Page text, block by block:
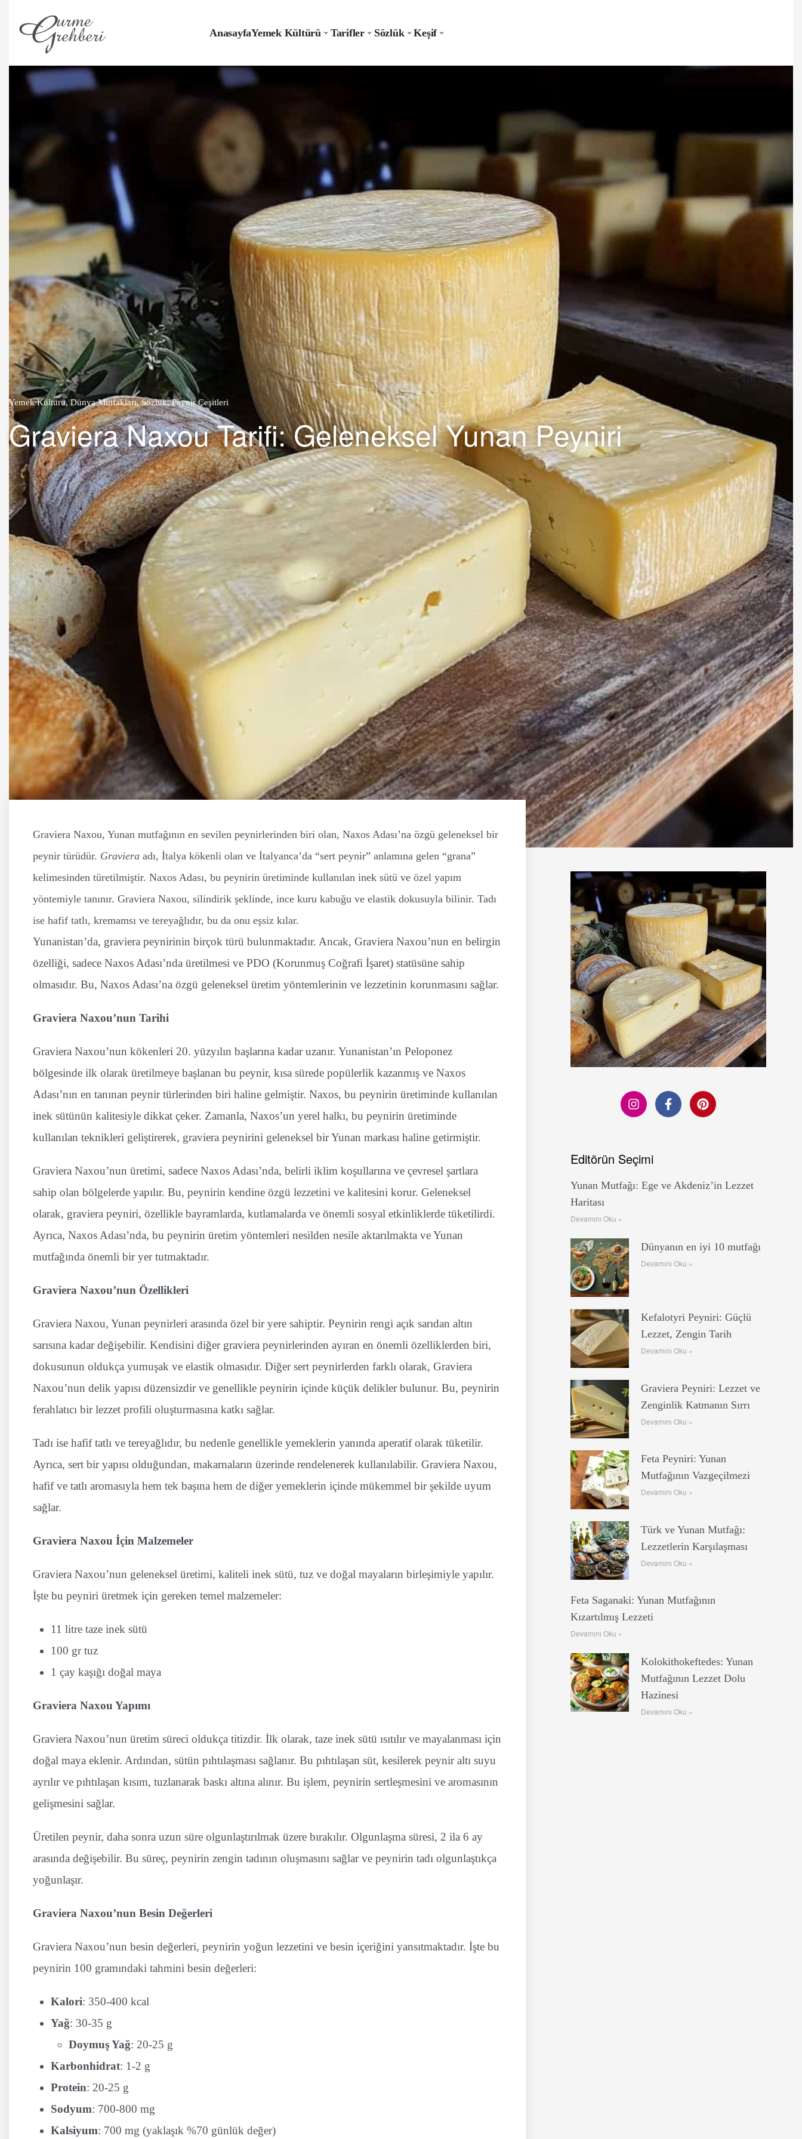
AnasayfaYemek Kültürü Tarifler Sözlük Keşif
Yemek Kültürü,Dünya Mutfakları,Sözlük,Peynir Çeşitleri
Graviera Naxou Tarifi: Geleneksel Yunan Peyniri
Graviera Naxou, Yunan mutfağının en sevilen peynirlerinden biri olan, Naxos Adası’na özgü geleneksel bir
peynir türüdür. Graviera adı, İtalya kökenli olan ve İtalyanca’da “sert peynir” anlamına gelen “grana”
kelimesinden türetilmiştir. Naxos Adası, bu peynirin üretiminde kullanılan inek sütü ve özel yapım
yöntemiyle tanınır. Graviera Naxou, silindirik şeklinde, ince kuru kabuğu ve elastik dokusuyla bilinir. Tadı
ise hafif tatlı, kremamsı ve tereyağlıdır, bu da onu eşsiz kılar.
Yunanistan’da, graviera peynirinin birçok türü bulunmaktadır. Ancak, Graviera Naxou’nun en belirgin
özelliği, sadece Naxos Adası’nda üretilmesi ve PDO (Korunmuş Coğrafi İşaret) statüsüne sahip
olmasıdır. Bu, Naxos Adası’na özgü geleneksel üretim yöntemlerinin ve lezzetinin korunmasını sağlar.
Graviera Naxou’nun Tarihi
Graviera Naxou’nun kökenleri 20. yüzyılın başlarına kadar uzanır. Yunanistan’ın Peloponez
bölgesinde ilk olarak üretilmeye başlanan bu peynir, kısa sürede popülerlik kazanmış ve Naxos
Adası’nın en tanınan peynir türlerinden biri haline gelmiştir. Naxos, bu peynirin üretiminde kullanılan
inek sütünün kalitesiyle dikkat çeker. Zamanla, Naxos’un yerel halkı, bu peynirin üretiminde
kullanılan teknikleri geliştirerek, graviera peynirini geleneksel bir Yunan markası haline getirmiştir.
Graviera Naxou’nun üretimi, sadece Naxos Adası’nda, belirli iklim koşullarına ve çevresel şartlara
sahip olan bölgelerde yapılır. Bu, peynirin kendine özgü lezzetini ve kalitesini korur. Geleneksel
olarak, graviera peyniri, özellikle bayramlarda, kutlamalarda ve önemli sosyal etkinliklerde tüketilirdi.
Ayrıca, Naxos Adası’nda, bu peynirin üretim yöntemleri nesilden nesile aktarılmakta ve Yunan
mutfağında önemli bir yer tutmaktadır.
Graviera Naxou’nun Özellikleri
Graviera Naxou, Yunan peynirleri arasında özel bir yere sahiptir. Peynirin rengi açık sarıdan altın
sarısına kadar değişebilir. Kendisini diğer graviera peynirlerinden ayıran en önemli özelliklerden biri,
dokusunun oldukça yumuşak ve elastik olmasıdır. Diğer sert peynirlerden farklı olarak, Graviera
Naxou’nun delik yapısı düzensizdir ve genellikle peynirin içinde küçük delikler bulunur. Bu, peynirin
ferahlatıcı bir lezzet profili oluşturmasına katkı sağlar.
Tadı ise hafif tatlı ve tereyağlıdır, bu nedenle genellikle yemeklerin yanında aperatif olarak tüketilir.
Ayrıca, sert bir yapısı olduğundan, makarnaların üzerinde rendelenerek kullanılabilir. Graviera Naxou,
hafif ve tatlı aromasıyla hem tek başına hem de diğer yemeklerin içinde mükemmel bir şekilde uyum
sağlar.
Graviera Naxou İçin Malzemeler
Graviera Naxou’nun geleneksel üretimi, kaliteli inek sütü, tuz ve doğal mayaların birleşimiyle yapılır.
İşte bu peyniri üretmek için gereken temel malzemeler:
11 litre taze inek sütü
100 gr tuz
1 çay kaşığı doğal maya
Graviera Naxou Yapımı
Graviera Naxou’nun üretim süreci oldukça titizdir. İlk olarak, taze inek sütü ısıtılır ve mayalanması için
doğal maya eklenir. Ardından, sütün pıhtılaşması sağlanır. Bu pıhtılaşan süt, kesilerek peynir altı suyu
ayrılır ve pıhtılaşan kısım, tuzlanarak baskı altına alınır. Bu işlem, peynirin sertleşmesini ve aromasının
gelişmesini sağlar.
Üretilen peynir, daha sonra uzun süre olgunlaştırılmak üzere bırakılır. Olgunlaşma süresi, 2 ila 6 ay
arasında değişebilir. Bu süreç, peynirin zengin tadının oluşmasını sağlar ve peynirin tadı olgunlaştıkça
yoğunlaşır.
Graviera Naxou’nun Besin Değerleri
Graviera Naxou’nun besin değerleri, peynirin yoğun lezzetini ve besin içeriğini yansıtmaktadır. İşte bu
peynirin 100 gramındaki tahmini besin değerleri:
Kalori: 350-400 kcal
Yağ: 30-35 g
Doymuş Yağ: 20-25 g
Karbonhidrat: 1-2 g
Protein: 20-25 g
Sodyum: 700-800 mg
Kalsiyum: 700 mg (yaklaşık %70 günlük değer)
Editörün Seçimi
Yunan Mutfağı: Ege ve Akdeniz’in Lezzet
Haritası
Devamını Oku »
Dünyanın en iyi 10 mutfağı
Devamını Oku »
Kefalotyri Peyniri: Güçlü
Lezzet, Zengin Tarih
Devamını Oku »
Graviera Peyniri: Lezzet ve
Zenginlik Katmanın Sırrı
Devamını Oku »
Feta Peyniri: Yunan
Mutfağının Vazgeçilmezi
Devamını Oku »
Türk ve Yunan Mutfağı:
Lezzetlerin Karşılaşması
Devamını Oku »
Feta Saganaki: Yunan Mutfağının
Kızartılmış Lezzeti
Devamını Oku »
Kolokithokeftedes: Yunan
Mutfağının Lezzet Dolu
Hazinesi
Devamını Oku »